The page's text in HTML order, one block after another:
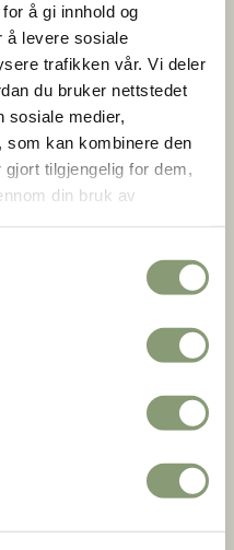
å gi innhold og
å levere sosiale
trafikken vår. Vi deler
du bruker nettstedet
sosiale medier,
som kan kombinere den
tilgjengelig for dem,
din bruk av
trukket
Folkekunsten
rosemaling,
på motiver og farger.
kronologisk, viser
gjennom tidene, og
1800-tallet på mange
tradisjonen.